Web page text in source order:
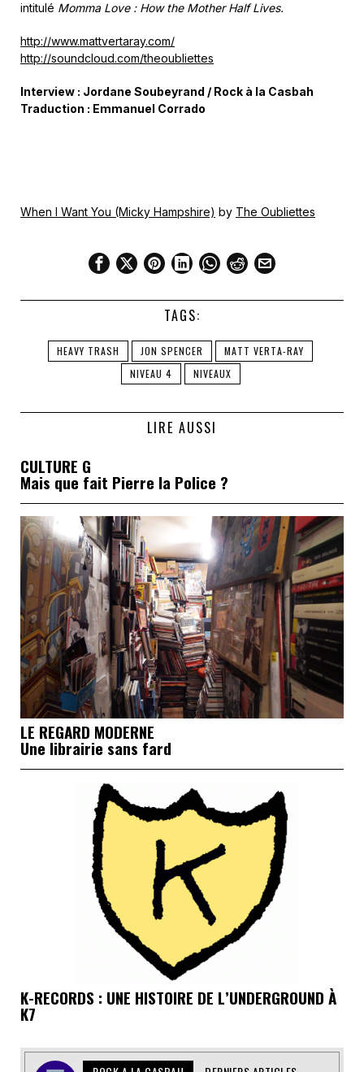
intitulé Momma Love : How the Mother Half Lives.
http://www.mattvertaray.com/
http://soundcloud.com/theoubliettes
Interview : Jordane Soubeyrand / Rock à la Casbah
Traduction : Emmanuel Corrado
When I Want You (Micky Hampshire) by The Oubliettes
TAGS:
HEAVY TRASH JON SPENCER
MATT VERTA-RAY
NIVEAU 4
NIVEAUX
LIRE AUSSI
CULTURE G
Mais que fait Pierre la Police ?
LE REGARD MODERNE
Une librairie sans fard
K-RECORDS : UNE HISTOIRE DE L’UNDERGROUND À
K7